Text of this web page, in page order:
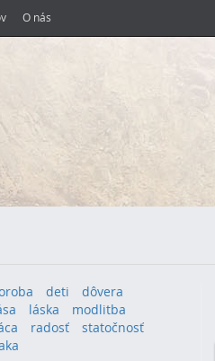
O nás
deti
dôvera
láska
modlitba
radosť
statočnosť